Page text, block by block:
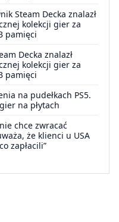
Steam Decka znalazł
kolekcji gier za
pamięci
Decka znalazł
kolekcji gier za
pamięci
na pudełkach PS5.
na płytach
chce zwracać
że klienci u USA
zapłacili”